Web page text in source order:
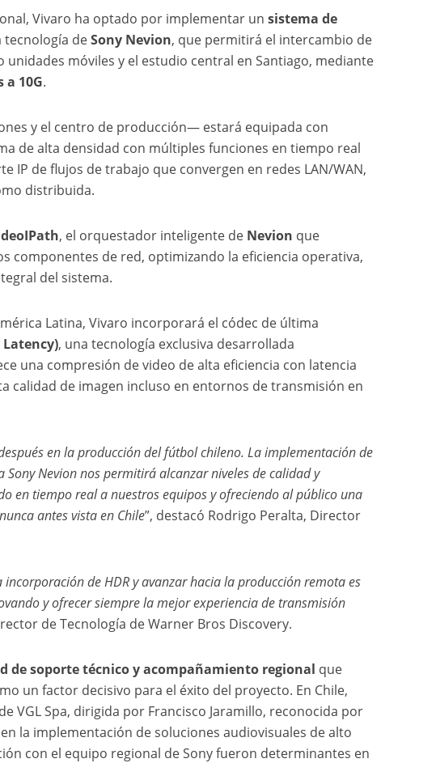
Vivaro ha optado por implementar unsistema de
tecnología deSony Nevion, que permitirá el intercambio de
unidades móviles y el estudio central en Santiago, mediante
a 10G.
y el centro de producción— estará equipada con
de alta densidad con múltiples funciones en tiempo real
IP de flujos de trabajo que convergen en redes LAN/WAN,
distribuida.
, el orquestador inteligente de Nevion que
componentes de red, optimizando la eficiencia operativa,
del sistema.
Latina, Vivaro incorporará el códec de última
Latency), una tecnología exclusiva desarrollada
una compresión de video de alta eficiencia con latencia
calidad de imagen incluso en entornos de transmisión en
en la producción del fútbol chileno. La implementación de
Nevion nos permitirá alcanzar niveles de calidad y
en tiempo real a nuestros equipos y ofreciendo al público una
antes vista en Chile”, destacó Rodrigo Peralta, Director
de HDR y avanzar hacia la producción remota es
y ofrecer siempre la mejor experiencia de transmisión
de Tecnología de Warner Bros Discovery.
de soporte técnico y acompañamiento regional que
un factor decisivo para el éxito del proyecto. En Chile,
VGL Spa, dirigida por Francisco Jaramillo, reconocida por
la implementación de soluciones audiovisuales de alto
con el equipo regional de Sony fueron determinantes en